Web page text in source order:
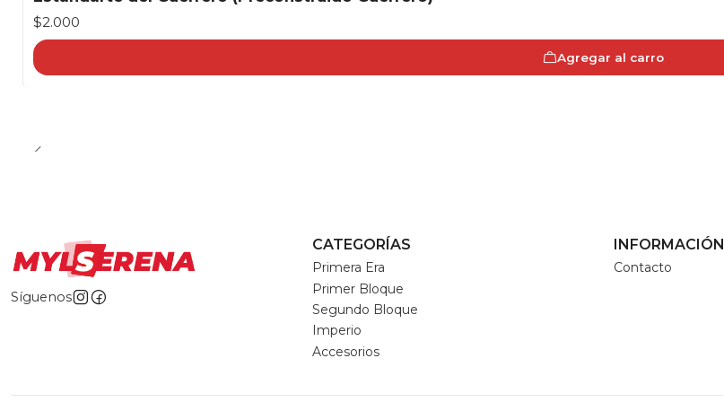
$2.000
Agregar al carro
Síguenos
CATEGORÍAS
Primera Era
Primer Bloque
Segundo Bloque
Imperio
Accesorios
INFORMACIÓN
Contacto